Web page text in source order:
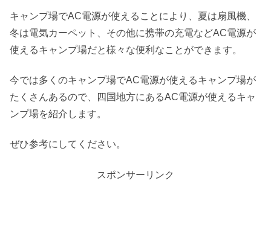
キャンプ場でAC電源が使えることにより、夏は扇風機、
冬は電気カーペット、その他に携帯の充電などAC電源が
使えるキャンプ場だと様々な便利なことができます。
今では多くのキャンプ場でAC電源が使えるキャンプ場が
たくさんあるので、四国地方にあるAC電源が使えるキャ
ンプ場を紹介します。
ぜひ参考にしてください。
スポンサーリンク